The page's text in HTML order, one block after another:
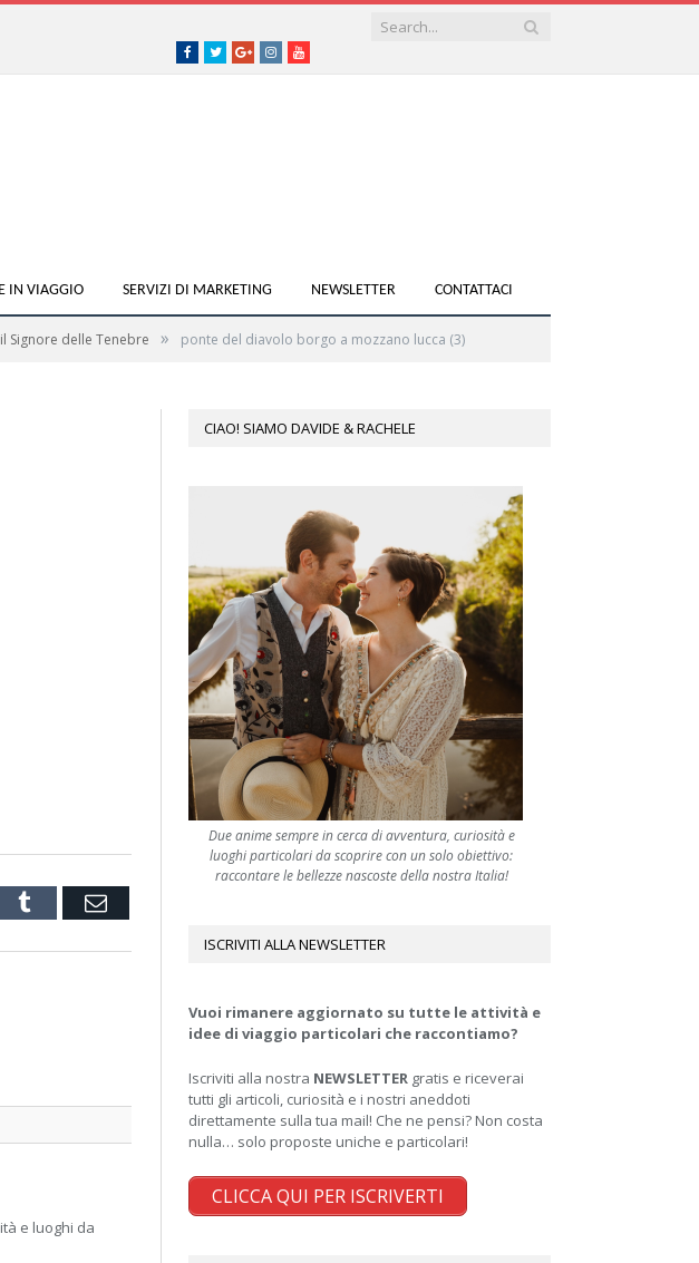
Facebook
TwitterGoogle+instagramyoutube
IN VIAGGIO SERVIZI DI MARKETING NEWSLETTER CONTATTACI
Signore delle Tenebre » ponte del diavolo borgo a mozzano lucca (3)
Tumblr Email
e luoghi da
CIAO! SIAMO DAVIDE & RACHELE
Due anime sempre in cerca di avventura, curiosità e
luoghi particolari da scoprire con un solo obiettivo:
raccontare le bellezze nascoste della nostra Italia!
ISCRIVITI ALLA NEWSLETTER
Vuoi rimanere aggiornato su tutte le attività e
idee di viaggio particolari che raccontiamo?
Iscriviti alla nostra NEWSLETTER gratis e riceverai
tutti gli articoli, curiosità e i nostri aneddoti
direttamente sulla tua mail! Che ne pensi? Non costa
nulla… solo proposte uniche e particolari!
CLICCA QUI PER ISCRIVERTI